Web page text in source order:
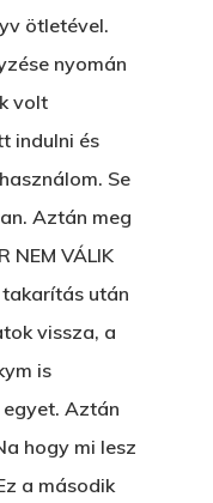
ötletével.
nyomán
volt
indulni és
Se
Aztán meg
NEM VÁLIK
takarítás után
vissza, a
is
Aztán
hogy mi lesz
a második